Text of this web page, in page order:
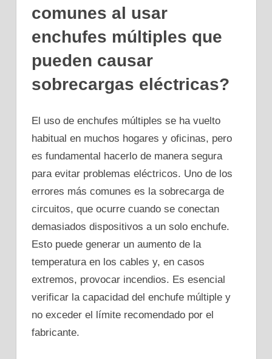
comunes al usar
enchufes múltiples que
pueden causar
sobrecargas eléctricas?
El uso de enchufes múltiples se ha vuelto
habitual en muchos hogares y oficinas, pero
es fundamental hacerlo de manera segura
para evitar problemas eléctricos. Uno de los
errores más comunes es la sobrecarga de
circuitos, que ocurre cuando se conectan
demasiados dispositivos a un solo enchufe.
Esto puede generar un aumento de la
temperatura en los cables y, en casos
extremos, provocar incendios. Es esencial
verificar la capacidad del enchufe múltiple y
no exceder el límite recomendado por el
fabricante.